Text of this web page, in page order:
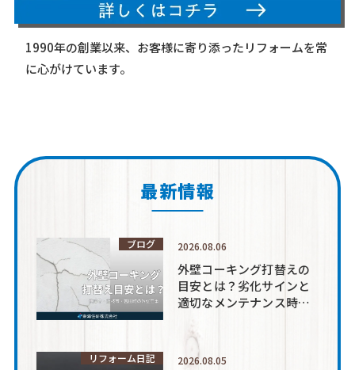
1990年の創業以来、お客様に寄り添ったリフォームを常
に心がけています。
最新情報
ブログ 2026.08.06
外壁コーキング打替えの
目安とは？劣化サインと
適切なメンテナンス時期
リフォーム日記 2026.08.05